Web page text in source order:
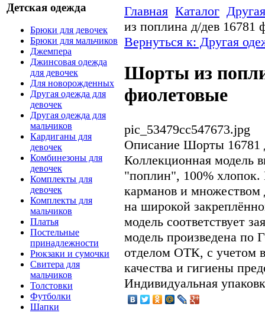
Детская одежда
Брюки для девочек
Брюки для мальчиков
Джемпера
Джинсовая одежда
для девочек
Для новорожденных
Другая одежда для
девочек
Другая одежда для
мальчиков
Кардиганы для
девочек
Комбинезоны для
девочек
Комплекты для
девочек
Комплекты для
мальчиков
Платья
Постельные
принадлежности
Рюкзаки и сумочки
Свитера для
мальчиков
Толстовки
Футболки
Шапки
Главная Каталог
из поплина д/дев 16781
Вернуться к: Другая
Шорты из
фиолетовые
pic_53479cc547673.jpg
Описание Шорты 16781
Коллекционная модель
"поплин", 100%
карманов и множеством
на широкой
модель соответствует
модель произведена
отделом ОТК, с учетом
качества и гигиены
Индивидуальная